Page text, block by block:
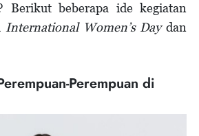
Berikut beberapa ide kegiatan
International Women’s Daydan
Perempuan di